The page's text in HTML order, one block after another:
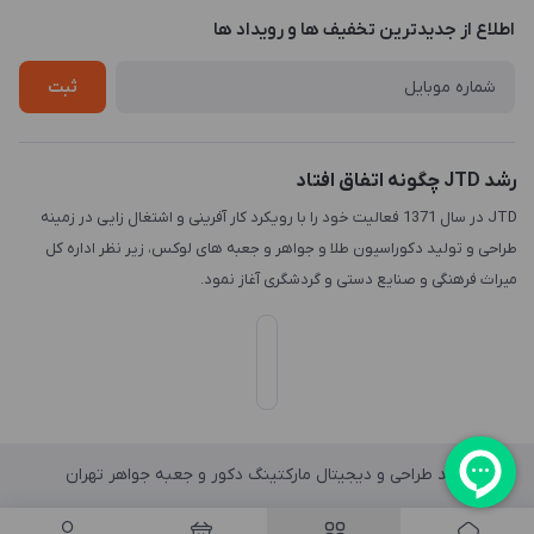
درباره ما
چاپ و حکاکی
طراحی سه بعدی
اطلاع از جدیدترین تخفیف ها و رویداد ها
ثبت
رشد JTD چگونه اتفاق افتاد
JTD در سال 1371 فعالیت خود را با رویکرد کار آفرینی و اشتغال زایی در زمینه
طراحی و تولید دکوراسیون طلا و جواهر و جعبه های لوکس، زیر نظر اداره کل
میراث فرهنگی و صنایع دستی و گردشگری آغاز نمود.
واحد طراحی و دیجیتال مارکتینگ دکور و جعبه جواهر تهران